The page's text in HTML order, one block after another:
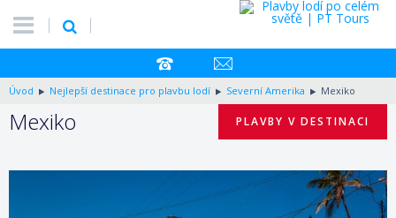
Úvod Nejlepší destinace pro plavbu lodí Severní Amerika Mexiko
Mexiko PLAVBY V DESTINACI